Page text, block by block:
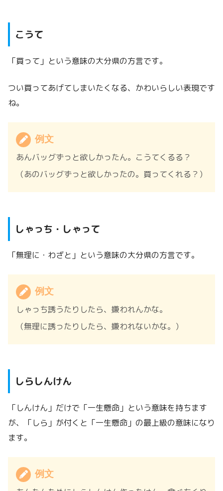
こうて
「買って」という意味の大分県の方言です。
つい買ってあげてしまいたくなる、かわいらしい表現です
ね。
例文
あんバッグずっと欲しかったん。こうてくるる？
（あのバッグずっと欲しかったの。買ってくれる？）
しゃっち・しゃって
「無理に・わざと」という意味の大分県の方言です。
例文
しゃっち誘うたりしたら、嫌われんかな。
（無理に誘ったりしたら、嫌われないかな。）
しらしんけん
「しんけん」だけで「一生懸命」という意味を持ちます
が、「しら」が付くと「一生懸命」の最上級の意味になり
ます。
例文